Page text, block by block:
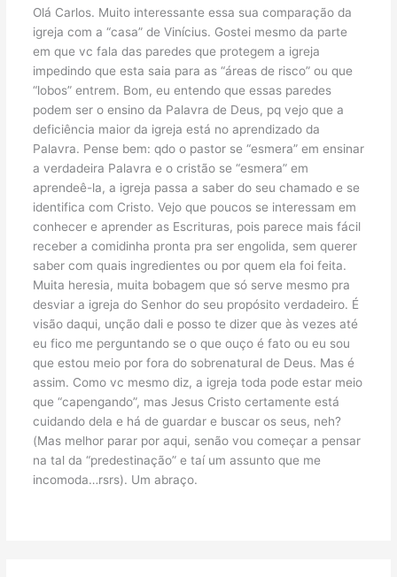
Olá Carlos. Muito interessante essa sua comparação da
igreja com a “casa” de Vinícius. Gostei mesmo da parte
em que vc fala das paredes que protegem a igreja
impedindo que esta saia para as “áreas de risco” ou que
“lobos” entrem. Bom, eu entendo que essas paredes
podem ser o ensino da Palavra de Deus, pq vejo que a
deficiência maior da igreja está no aprendizado da
Palavra. Pense bem: qdo o pastor se “esmera” em ensinar
a verdadeira Palavra e o cristão se “esmera” em
aprendeê-la, a igreja passa a saber do seu chamado e se
identifica com Cristo. Vejo que poucos se interessam em
conhecer e aprender as Escrituras, pois parece mais fácil
receber a comidinha pronta pra ser engolida, sem querer
saber com quais ingredientes ou por quem ela foi feita.
Muita heresia, muita bobagem que só serve mesmo pra
desviar a igreja do Senhor do seu propósito verdadeiro. É
visão daqui, unção dali e posso te dizer que às vezes até
eu fico me perguntando se o que ouço é fato ou eu sou
que estou meio por fora do sobrenatural de Deus. Mas é
assim. Como vc mesmo diz, a igreja toda pode estar meio
que “capengando”, mas Jesus Cristo certamente está
cuidando dela e há de guardar e buscar os seus, neh?
(Mas melhor parar por aqui, senão vou começar a pensar
na tal da “predestinação” e taí um assunto que me
incomoda…rsrs). Um abraço.